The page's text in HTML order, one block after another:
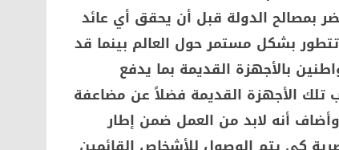
بمصالح الدولة قبل أن يحقق أي عائد
بشكل مستمر حول العالم بينما قد
بالأجهزة القديمة بما يدفع
الأجهزة القديمة فضلاً عن مضاعفة
وأضاف أنه لابد من العمل ضمن إطار